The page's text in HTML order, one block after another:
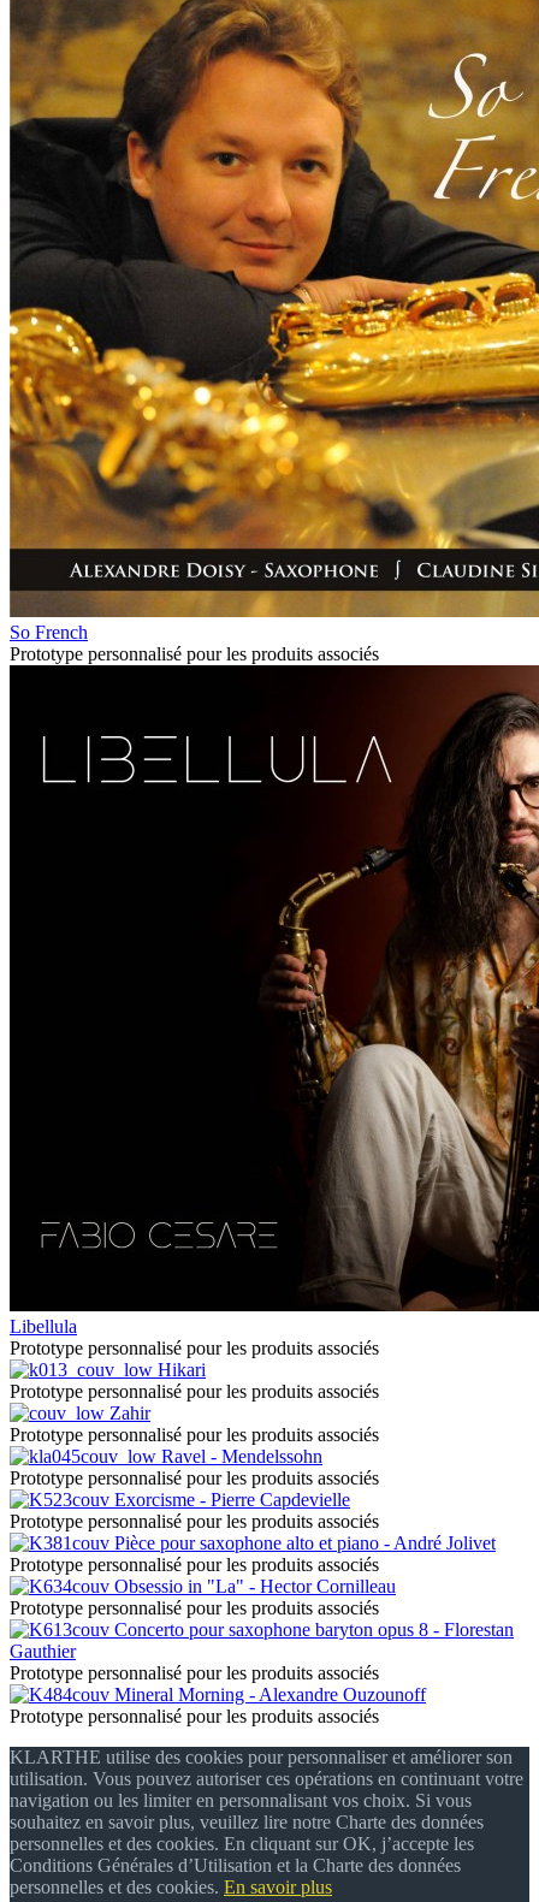
So French
Prototype personnalisé pour les produits associés
Libellula
Prototype personnalisé pour les produits associés
Hikari
Prototype personnalisé pour les produits associés
Zahir
Prototype personnalisé pour les produits associés
Ravel - Mendelssohn
Prototype personnalisé pour les produits associés
Exorcisme - Pierre Capdevielle
Prototype personnalisé pour les produits associés
Pièce pour saxophone alto et piano - André Jolivet
Prototype personnalisé pour les produits associés
Obsessio in "La" - Hector Cornilleau
Prototype personnalisé pour les produits associés
Concerto pour saxophone baryton opus 8 - Florestan
Gauthier
Prototype personnalisé pour les produits associés
Mineral Morning - Alexandre Ouzounoff
Prototype personnalisé pour les produits associés
KLARTHE utilise des cookies pour personnaliser et améliorer son
utilisation. Vous pouvez autoriser ces opérations en continuant votre
navigation ou les limiter en personnalisant vos choix. Si vous
souhaitez en savoir plus, veuillez lire notre Charte des données
personnelles et des cookies. En cliquant sur OK, j’accepte les
Conditions Générales d’Utilisation et la Charte des données
personnelles et des cookies. En savoir plus